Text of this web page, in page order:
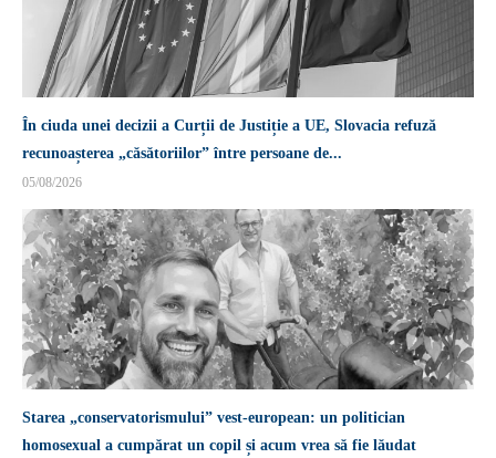
În ciuda unei decizii a Curții de Justiție a UE, Slovacia refuză
recunoașterea „căsătoriilor” între persoane de...
05/08/2026
Starea „conservatorismului” vest-european: un politician
homosexual a cumpărat un copil și acum vrea să fie lăudat